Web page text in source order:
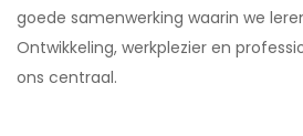
goede samenwerking waarin we
Ontwikkeling, werkplezier en
ons centraal.